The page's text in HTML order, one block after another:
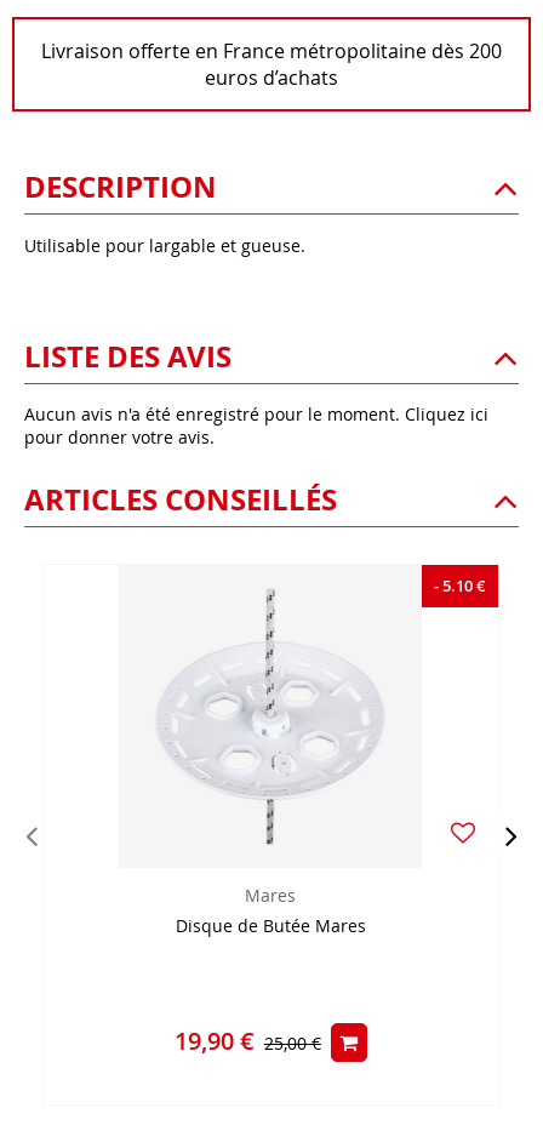
Livraison offerte en France métropolitaine dès 200
euros d’achats
DESCRIPTION
Utilisable pour largable et gueuse.
LISTE DES AVIS
Aucun avis n'a été enregistré pour le moment. Cliquez ici
pour donner votre avis.
ARTICLES CONSEILLÉS
- 5.10 €
Mares
Disque de Butée Mares
19,90 € 25,00 €